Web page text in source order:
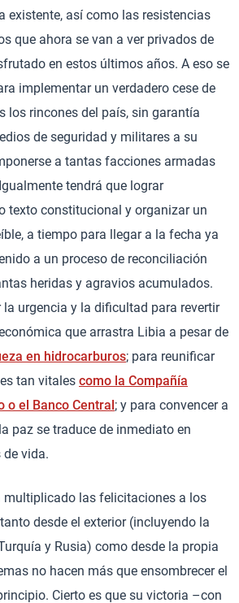
existente, así como las resistencias
que ahora se van a ver privados de
en estos últimos años. A eso se
implementar un verdadero cese de
los rincones del país, sin garantía
de seguridad y militares a su
a tantas facciones armadas
tendrá que lograr
texto constitucional y organizar un
a tiempo para llegar a la fecha ya
a un proceso de reconciliación
heridas y agravios acumulados.
urgencia y la dificultad para revertir
que arrastra Libia a pesar de
en hidrocarburos; para reunificar
tan vitales como la Compañía
o el Banco Central; y para convencer a
paz se traduce de inmediato en
vida.
multiplicado las felicitaciones a los
desde el exterior (incluyendo la
y Rusia) como desde la propia
no hacen más que ensombrecer el
Cierto es que su victoria –con